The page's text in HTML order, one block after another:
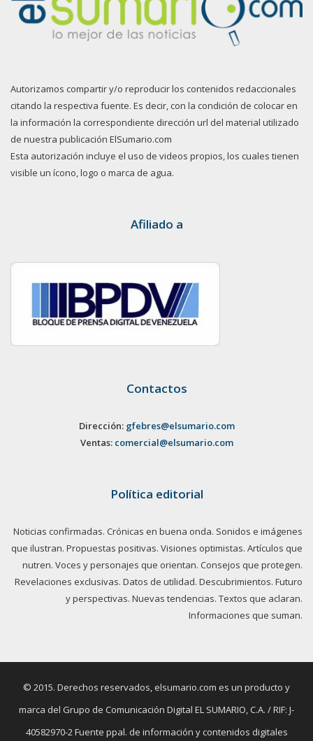
Autorizamos compartir y/o reproducir los contenidos redaccionales
citando la respectiva fuente. Es decir, con la condición de colocar en
la información la correspondiente dirección url del material utilizado
de nuestra publicación ElSumario.com
Esta autorización incluye el uso de videos propios, los cuales tienen
visible un ícono, logo o marca de agua.
Afiliado a
Contactos
Dirección: gfebres@elsumario.com
Ventas: comercial@elsumario.com
Política editorial
Noticias confirmadas. Crónicas en buena onda. Sonidos e imágenes
que ilustran. Propuestas positivas. Visiones optimistas. Artículos que
nutren. Voces y personajes que orientan. Consejos que protegen.
Revelaciones exclusivas. Datos de utilidad. Descubrimientos. Futuro
y perspectivas. Nuevas tendencias. Textos que aclaran.
Informaciones que suman.
© 2015. Derechos reservados, elsumario.com es un producto y
marca del Grupo de Comunicación Digital EL SUMARIO, C.A. / RIF: J-
40582970-2 Fuente ppal. de información y contenidos digitales